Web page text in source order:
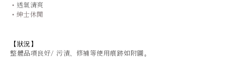
• 透氣清爽
•紳士休閒
【狀況】
整體品項良好/ 污漬、修補等使用痕跡如附圖。